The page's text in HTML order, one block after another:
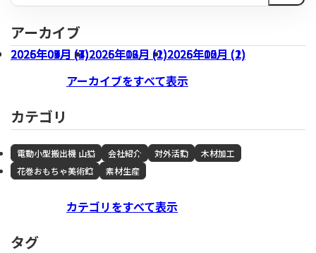
アーカイブ
2026年07月 (3)2026年06月 (1)2026年05月 (1)
2026年04月 (1)2026年03月 (1)2026年02月 (2)
2026年01月 (4)2025年12月 (2)2025年10月 (2)
2025年09月 (7)
アーカイブをすべて表示
カテゴリ
電動小型搬出機 山猫 会社紹介 対外活動
木材加工
花巻おもちゃ美術館
素材生産
カテゴリをすべて表示
タグ